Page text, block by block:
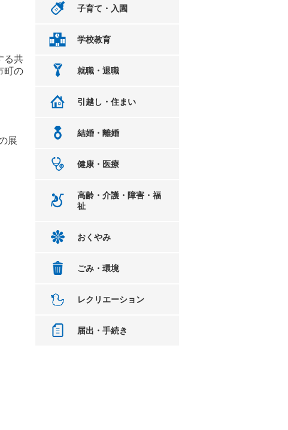
る共
町の
展
子育て・入園
学校教育
就職・退職
引越し・住まい
結婚・離婚
健康・医療
高齢・介護・障害・福
祉
おくやみ
ごみ・環境
レクリエーション
届出・手続き